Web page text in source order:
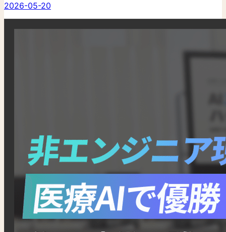
2026-05-20